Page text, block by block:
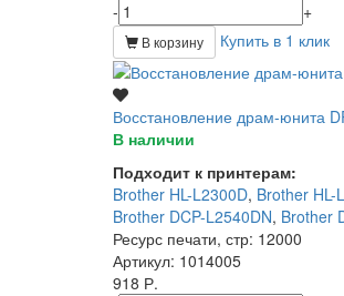
-
+
В корзину Купить в 1 клик
Восстановление драм-юнита
В наличии
Подходит к принтерам:
Brother HL-L2300D, Brother HL-
Brother DCP-L2540DN, Brother
Ресурс печати, стр: 12000
Артикул: 1014005
918 Р.